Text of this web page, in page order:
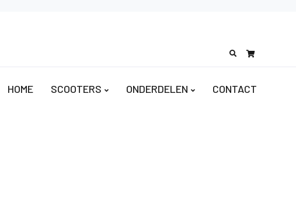
Search
HOME SCOOTERS ONDERDELEN CONTACT